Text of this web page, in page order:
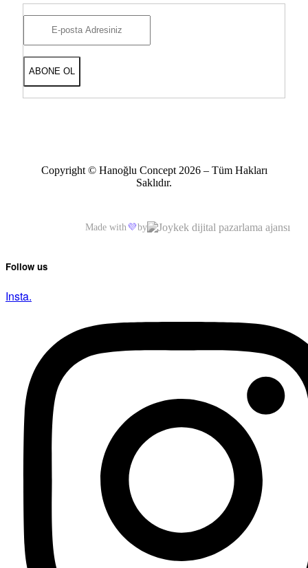
Copyright © Hanoğlu Concept 2026 – Tüm Hakları
Saklıdır.
Made with 💜by
Follow us
Insta.